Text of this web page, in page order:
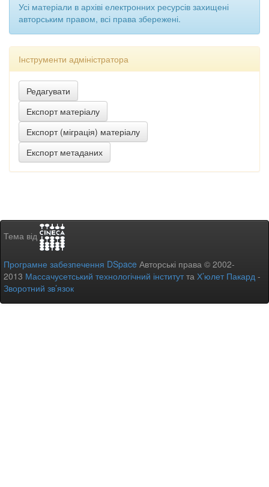
Усі матеріали в архіві електронних ресурсів захищені
авторським правом, всі права збережені.
Інструменти адміністратора
Тема від
Програмне забезпечення DSpace Авторські права © 2002-
2013 Массачусетський технологічний інститутта Х’юлет Пакард -
Зворотний зв’язок